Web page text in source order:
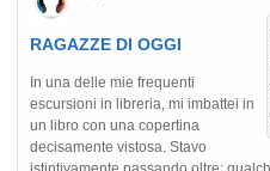
RAGAZZE DI OGGI
In una delle mie frequenti
escursioni in libreria, mi imbattei in
un libro con una copertina
decisamente vistosa. Stavo